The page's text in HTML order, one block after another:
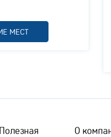
МЕСТ
Полезная
О